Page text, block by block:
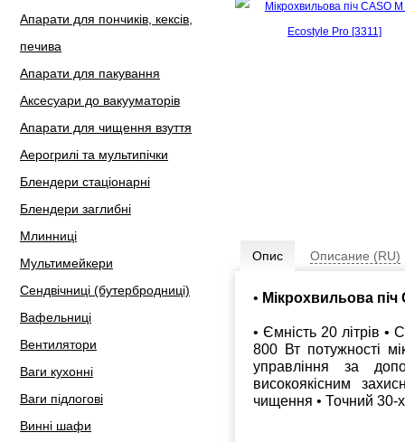
Апарати для пончиків, кексів,
печива
Апарати для пакування
Аксесуари до вакууматорів
Апарати для чищення взуття
Аерогрилі та мультипічки
Блендери стаціонарні
Блендери заглибні
Млинниці
Мультимейкери
Сендвічниці (бутербродниці)
Вафельниці
Вентилятори
Ваги кухонні
Ваги підлогові
Винні шафи
Опис Описание (RU)
• Мікрохвильова піч
• Ємність 20 літрів •
800 Вт потужності
управління за
високоякісним
чищення • Точний 30-